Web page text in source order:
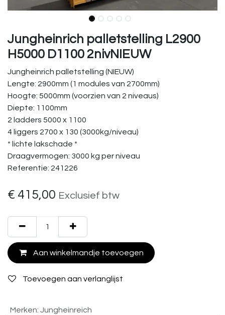
Jungheinrich palletstelling L2900
H5000 D1100 2nivNIEUW
Jungheinrich palletstelling (NIEUW)
Lengte: 2900mm (1 modules van 2700mm)
Hoogte: 5000mm (voorzien van 2 niveaus)
Diepte: 1100mm
2 ladders 5000 x 1100
4 liggers 2700 x 130 (3000kg/niveau)
* lichte lakschade *
Draagvermogen: 3000 kg per niveau
Referentie: 241226
€ 415,00 Exclusief btw
Aan winkelmandje toevoegen
Toevoegen aan verlanglijst
Merken: Jungheinreich